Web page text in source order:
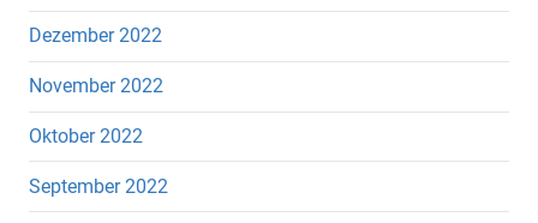
Dezember 2022
November 2022
Oktober 2022
September 2022